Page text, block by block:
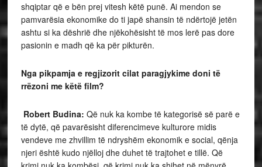
shqiptar që e bën prej vitesh këtë punë. Ai mendon se
pamvarësia ekonomike do ti japë shansin të ndërtojë jetën
ashtu si ka dëshrië dhe njëkohësisht të mos lerë pas dore
pasionin e madh që ka për pikturën.
Nga pikpamja e regjizorit cilat paragjykime doni të
rrëzoni me këtë film?
Robert Budina: Që nuk ka kombe të kategorisë së parë e
të dytë, që pavarësisht diferencimeve kulturore midis
vendeve me zhvillim të ndryshëm ekonomik e social, qënja
njeri është kudo njëlloj dhe duhet të trajtohet e tillë. Që